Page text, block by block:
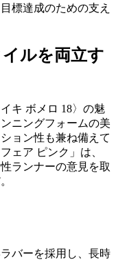
標達成のための⽀え
ルを両立す
キ ボメロ 18〉の魅
ニングフォームの美
ョン性も兼ね備えて
ェア ピンク」は、
ランナーの意見を取
バーを採用し、長時